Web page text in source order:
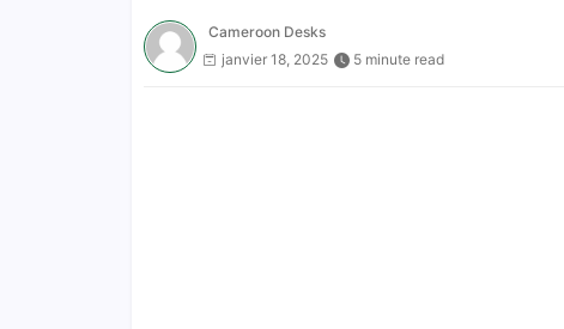
Cameroon Desks
janvier 18, 2025
5 minute read